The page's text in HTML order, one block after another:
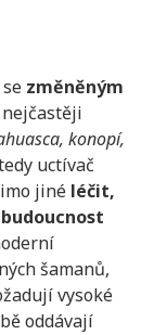
změněným
konopí,
uctívač
jiné léčit,
šamanů,
vysoké
oddávají